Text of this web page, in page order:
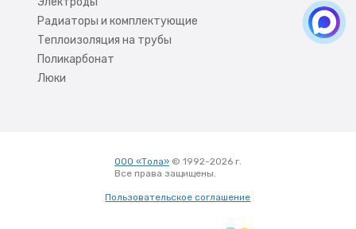
Радиаторы и комплектующие
Теплоизоляция на трубы
Поликарбонат
Люки
ООО «Тола»© 1992-2026 г.
Все права защищены.
Пользовательское соглашение